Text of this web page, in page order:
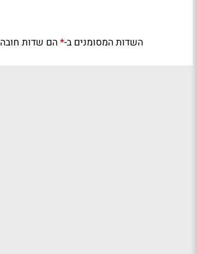
השדות המסומנים ב-*הם שדות חובה